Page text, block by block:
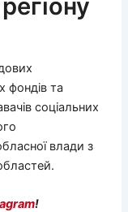
фондів та
соціальних
влади з
!